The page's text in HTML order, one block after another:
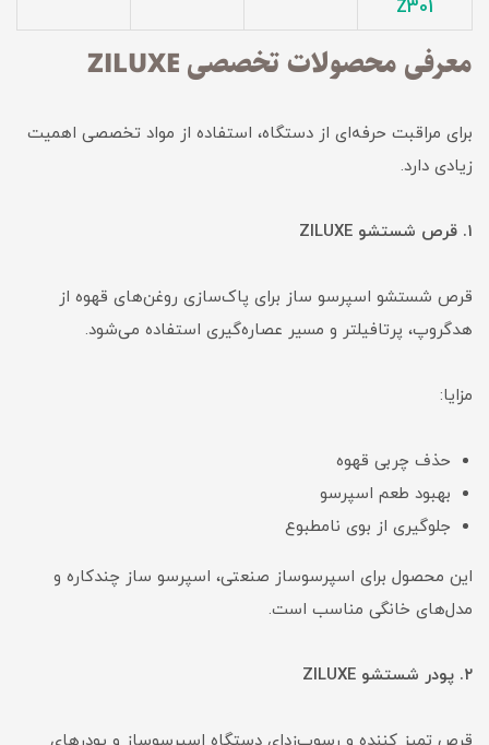
Z301
معرفی محصولات تخصصی ZILUXE
برای مراقبت حرفه‌ای از دستگاه، استفاده از مواد تخصصی اهمیت
زیادی دارد.
۱. قرص شستشو ZILUXE
قرص شستشو اسپرسو ساز برای پاک‌سازی روغن‌های قهوه از
هدگروپ، پرتافیلتر و مسیر عصاره‌گیری استفاده می‌شود.
مزایا:
حذف چربی قهوه
بهبود طعم اسپرسو
جلوگیری از بوی نامطبوع
این محصول برای اسپرسوساز صنعتی، اسپرسو ساز چندکاره و
مدل‌های خانگی مناسب است.
۲. پودر شستشو ZILUXE